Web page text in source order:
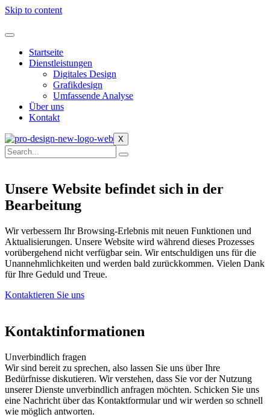
Skip to content
Startseite
Dienstleistungen
Digitales Design
Grafikdesign
Umfassende Analyse
Über uns
Kontakt
X
Unsere Website befindet sich in der
Bearbeitung
Wir verbessern Ihr Browsing-Erlebnis mit neuen Funktionen und
Aktualisierungen. Unsere Website wird während dieses Prozesses
vorübergehend nicht verfügbar sein. Wir entschuldigen uns für die
Unannehmlichkeiten und werden bald zurückkommen. Vielen Dank
für Ihre Geduld und Treue.
Kontaktieren Sie uns
Kontaktinformationen
Unverbindlich fragen
Wir sind bereit zu sprechen, also lassen Sie uns über Ihre
Bedürfnisse diskutieren. Wir verstehen, dass Sie vor der Nutzung
unserer Dienste unverbindlich anfragen möchten. Schicken Sie uns
eine Nachricht über das Kontaktformular und wir werden so schnell
wie möglich antworten.